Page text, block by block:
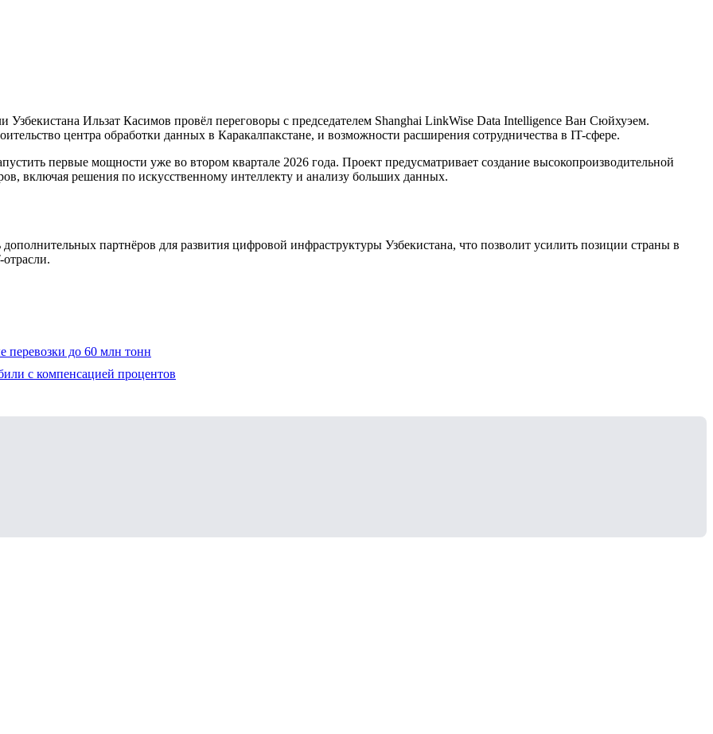
Ильзат Касимов провёл переговоры с председателем Shanghai LinkWise Data Intelligence Ван Сюйхуэем.
центра обработки данных в Каракалпакстане, и возможности расширения сотрудничества в IT-сфере.
первые мощности уже во втором квартале 2026 года. Проект предусматривает создание высокопроизводительной
включая решения по искусственному интеллекту и анализу больших данных.
партнёров для развития цифровой инфраструктуры Узбекистана, что позволит усилить позиции страны в
перевозки до 60 млн тонн
с компенсацией процентов